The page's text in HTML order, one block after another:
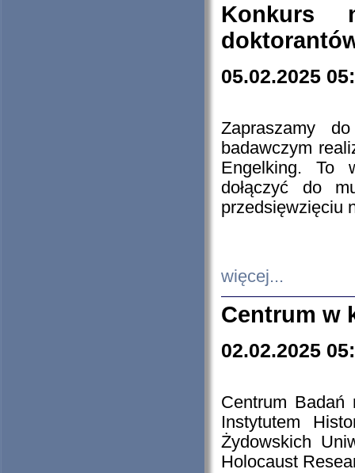
Konkurs
05.02.2025
Zapraszamy
badawczym
Engelking. To
dołączyć do
przedsięwzięciu
więcej...
Centrum w
02.02.2025
Centrum Badań
Instytutem
Żydowskich
Holocaust